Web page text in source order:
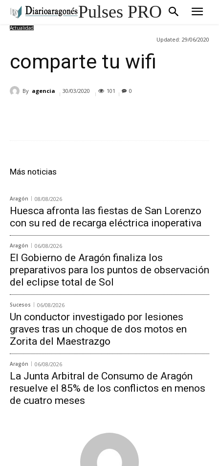
Pulses PRO
Actualidad
Updated: 29/06/2020
comparte tu wifi
By agencia 30/03/2020 101 0
Más noticias
Aragón 08/08/2026
Huesca afronta las fiestas de San Lorenzo
con su red de recarga eléctrica inoperativa
Aragón 06/08/2026
El Gobierno de Aragón finaliza los
preparativos para los puntos de observación
del eclipse total de Sol
Sucesos 06/08/2026
Un conductor investigado por lesiones
graves tras un choque de dos motos en
Zorita del Maestrazgo
Aragón 06/08/2026
La Junta Arbitral de Consumo de Aragón
resuelve el 85% de los conflictos en menos
de cuatro meses